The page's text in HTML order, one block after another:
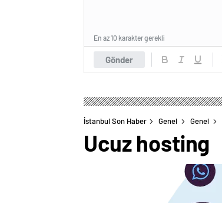
Gönder
En az 10 karakter gerekli
İstanbul Son Haber Genel Genel
Ucuz hosting